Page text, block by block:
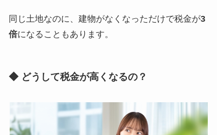
同じ土地なのに、建物がなくなっただけで税金が3
倍になることもあります。
◆ どうして税金が高くなるの？